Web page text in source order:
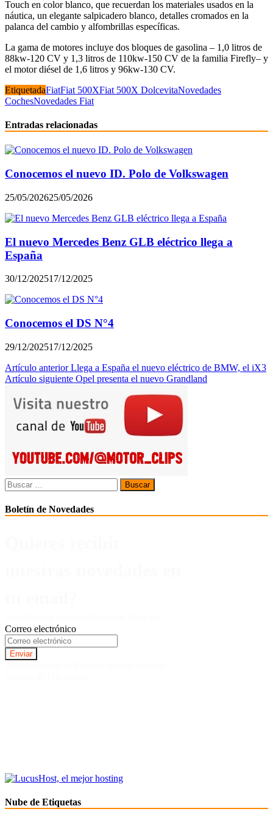
Touch en color blanco, que recuerdan los materiales usados ​​en la
náutica, un elegante salpicadero blanco, detalles cromados en la
palanca del cambio y alfombrillas específicas.
La gama de motores incluye dos bloques de gasolina – 1,0 litros de
88kw-120 CV y ​​1,3 litros de 110kw-150 CV de la familia Firefly– y
el motor diésel de 1,6 litros y 96kw-130 CV.
EtiquetadaFiatFiat 500XFiat 500X DolcevitaNovedades
CochesNovedades Fiat
Entradas relacionadas
Conocemos el nuevo ID. Polo de Volkswagen
25/05/202625/05/2026
El nuevo Mercedes Benz GLB eléctrico llega a
España
30/12/202517/12/2025
Conocemos el DS N°4
29/12/202517/12/2025
Navegación
de
entradas
Artículo anterior Llega a España el nuevo eléctrico de BMW, el iX3
Artículo siguiente Opel presenta el nuevo Grandland
Buscar:
Boletín de Novedades
Correo electrónico
Nube de Etiquetas